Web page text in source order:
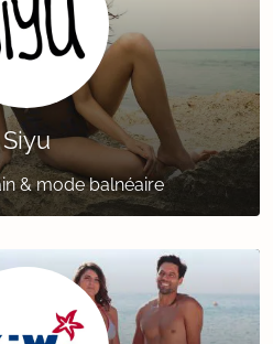
Siyu
& mode balnéaire